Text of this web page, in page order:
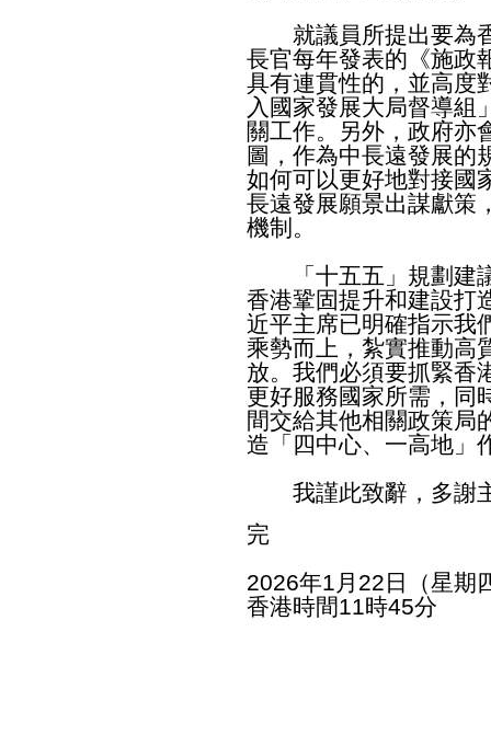
就議員所提出要為香
長官每年發表的《施政
具有連貫性的，並高度
入國家發展大局督導組
關工作。另外，政府亦
圖，作為中長遠發展的
如何可以更好地對接國
長遠發展願景出謀獻策
機制。
「十五五」規劃建議
香港鞏固提升和建設打
近平主席已明確指示我
乘勢而上，紮實推動高
放。我們必須要抓緊香
更好服務國家所需，同
間交給其他相關政策局
造「四中心、一高地」
我謹此致辭，多謝
完
2026年1月22日（星期
香港時間11時45分